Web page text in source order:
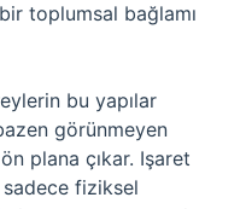
toplumsal bağlamı
bu yapılar
görünmeyen
plana çıkar. Işaret
fiziksel